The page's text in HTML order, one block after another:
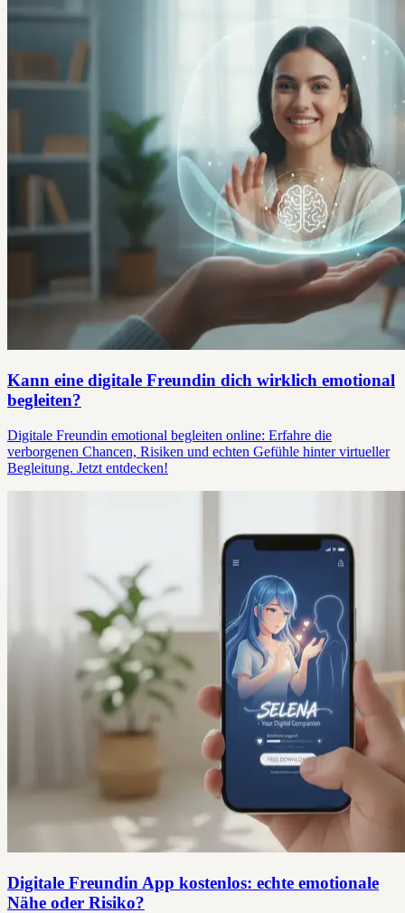
Kann eine digitale Freundin dich wirklich emotional
begleiten?
Digitale Freundin emotional begleiten online: Erfahre die
verborgenen Chancen, Risiken und echten Gefühle hinter virtueller
Begleitung. Jetzt entdecken!
Digitale Freundin App kostenlos: echte emotionale
Nähe oder Risiko?